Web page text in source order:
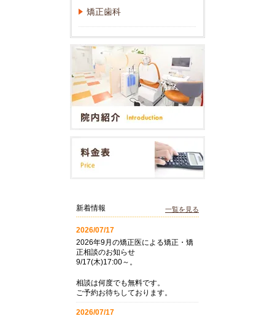
矯正歯科
新着情報 一覧を見る
2026/07/17
2026年9月の矯正医による矯正・矯
正相談のお知らせ
9/17(木)17:00～。
相談は何度でも無料です。
ご予約お待ちしております。
2026/07/17